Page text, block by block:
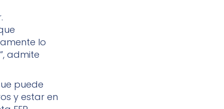
lo
admite
puede
y estar en